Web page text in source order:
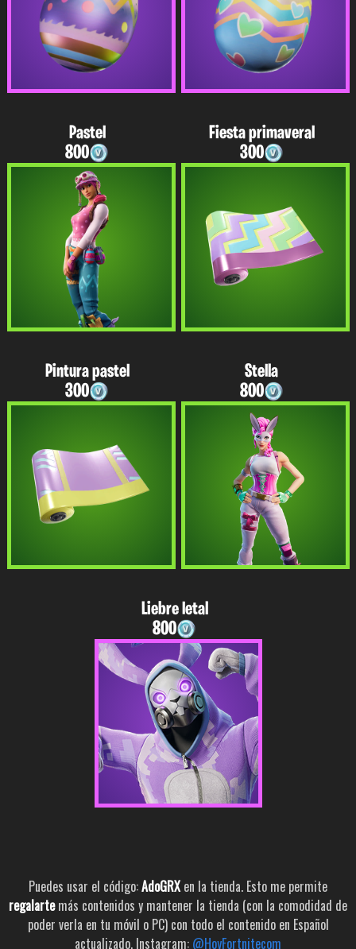
Pastel
800
Fiesta primaveral
300
Pintura pastel
300
Stella
800
Liebre letal
800
Puedes usar el código:AdoGRXen la tienda. Esto me permite
regalartemás contenidos y mantener la tienda (con la comodidad de
poder verla en tu móvil o PC) con todo el contenido en Español
actualizado. Instagram: @HoyFortnitecom